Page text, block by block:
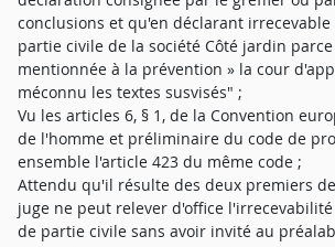
conclusions et qu'en déclarant
partie civile de la société Côté jardin
mentionnée à la prévention » la cour
méconnu les textes susvisés" ;
Vu les articles 6, § 1, de la Convention
de l'homme et préliminaire du code de
ensemble l'article 423 du même code ;
Attendu qu'il résulte des deux premiers
juge ne peut relever d'office
de partie civile sans avoir invité au